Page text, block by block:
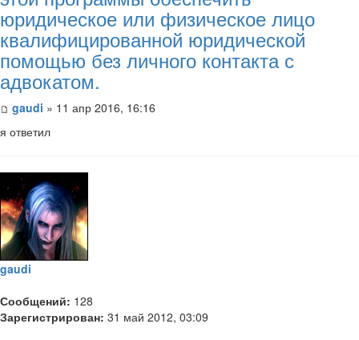
юридическое или физическое лицо
квалифицированной юридической
помощью без личного контакта с
адвокатом.
gaudi » 11 апр 2016, 16:16
я ответил
gaudi
Сообщений: 128
Зарегистрирован: 31 май 2012, 03:09